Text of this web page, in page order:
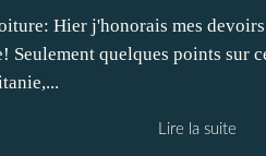
Hier j'honorais mes
quelques points sur
Lire la suite